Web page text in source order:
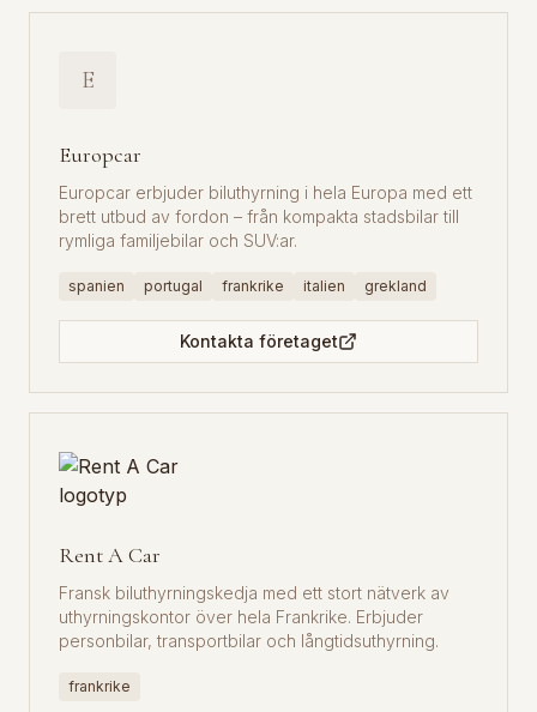
E
Europcar
Europcar erbjuder biluthyrning i hela Europa med ett
brett utbud av fordon – från kompakta stadsbilar till
rymliga familjebilar och SUV:ar.
spanien portugal frankrike italien grekland
Kontakta företaget
Rent A Car
Fransk biluthyrningskedja med ett stort nätverk av
uthyrningskontor över hela Frankrike. Erbjuder
personbilar, transportbilar och långtidsuthyrning.
frankrike